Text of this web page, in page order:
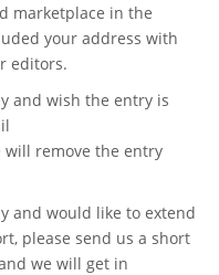
marketplace in the
your address with
editors.
and wish the entry is
will remove the entry
and would like to extend
please send us a short
we will get in